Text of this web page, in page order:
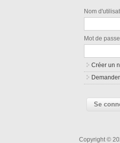
Nom
Mot de
Créer un
Copyright ©